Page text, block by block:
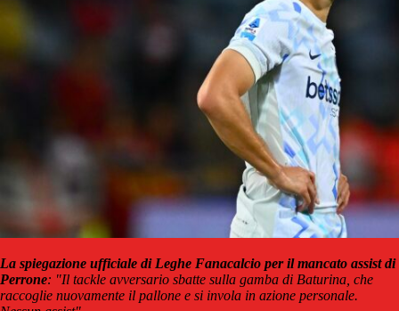
La spiegazione ufficiale di Leghe Fanacalcio per il mancato assist di
Perrone: "Il tackle avversario sbatte sulla gamba di Baturina, che
raccoglie nuovamente il pallone e si invola in azione personale.